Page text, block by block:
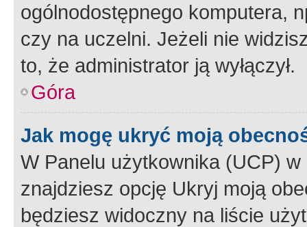
ogólnodostępnego komputera,
czy na uczelni. Jeżeli nie
to, że administrator ją wyłączył.
Góra
Jak mogę ukryć moją
W Panelu użytkownika (UCP) w
znajdziesz opcję Ukryj moją
będziesz widoczny na liście